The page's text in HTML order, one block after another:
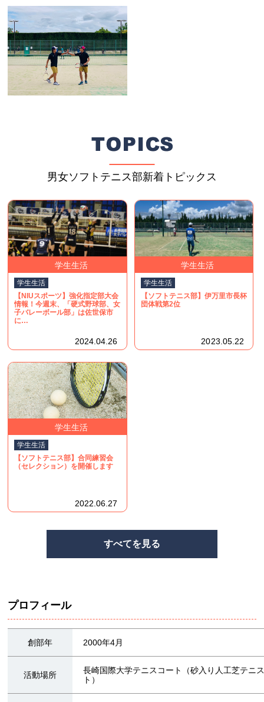
男女ソフトテニス部新着トピックス
学生生活
学生生活
【NIUスポーツ】強化指定部大会
情報！今週末、「硬式野球部、女
子バレーボール部」は佐世保市
に…
2024.04.26
学生生活
学生生活
【ソフトテニス部】伊万里市長杯
団体戦第2位
2023.05.22
学生生活
学生生活
【ソフトテニス部】合同練習会
（セレクション）を開催します
2022.06.27
すべてを見る
プロフィール
創部年 2000年4月
活動場所
長崎国際大学テニスコート（砂入り人工芝テニ
ト）